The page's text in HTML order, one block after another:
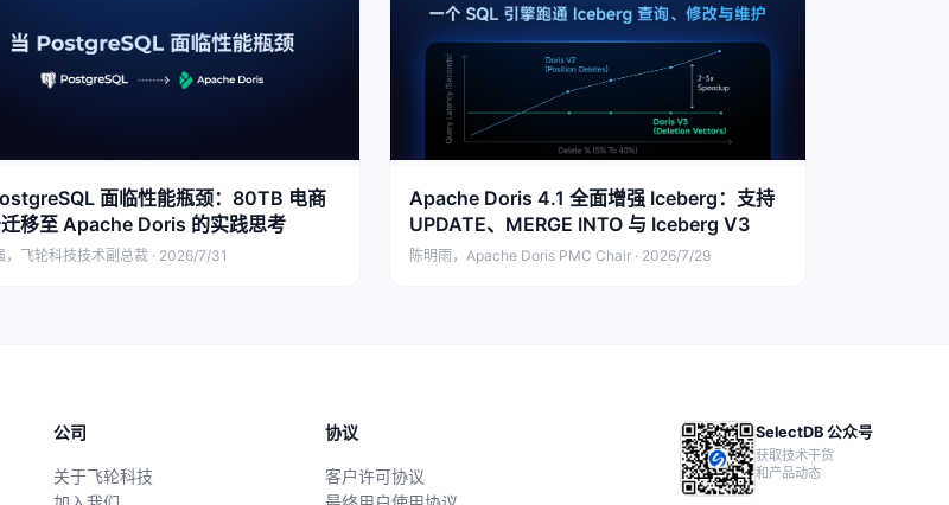
面临性能瓶颈：80TB 电商
移至 Apache Doris 的实践思考
，飞轮科技技术副总裁 · 2026/7/31
Apache Doris 4.1 全面增强 Iceberg：支持
UPDATE、MERGE INTO 与 Iceberg V3
陈明雨，Apache Doris PMC Chair · 2026/7/29
公司
关于飞轮科技
协议
客户许可协议
SelectDB 公众号
获取技术干货
和产品动态